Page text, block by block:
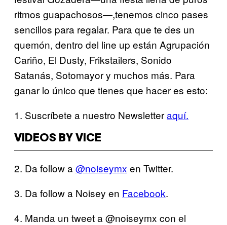
ritmos guapachosos—,tenemos cinco pases
sencillos para regalar. Para que te des un
quemón, dentro del line up están Agrupación
Cariño, El Dusty, Frikstailers, Sonido
Satanás, Sotomayor y muchos más. Para
ganar lo único que tienes que hacer es esto:
1. Suscríbete a nuestro Newsletteraquí.
VIDEOS BY VICE
2. Da follow a @noiseymx en Twitter.
3. Da follow a Noisey en Facebook.
4. Manda un tweet a @noiseymx con el